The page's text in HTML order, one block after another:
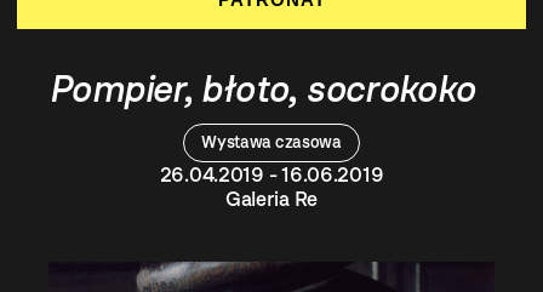
Wystawa czasowa
26.04.2019 - 16.06.2019
Galeria Re
Pompier, błoto, socrokoko